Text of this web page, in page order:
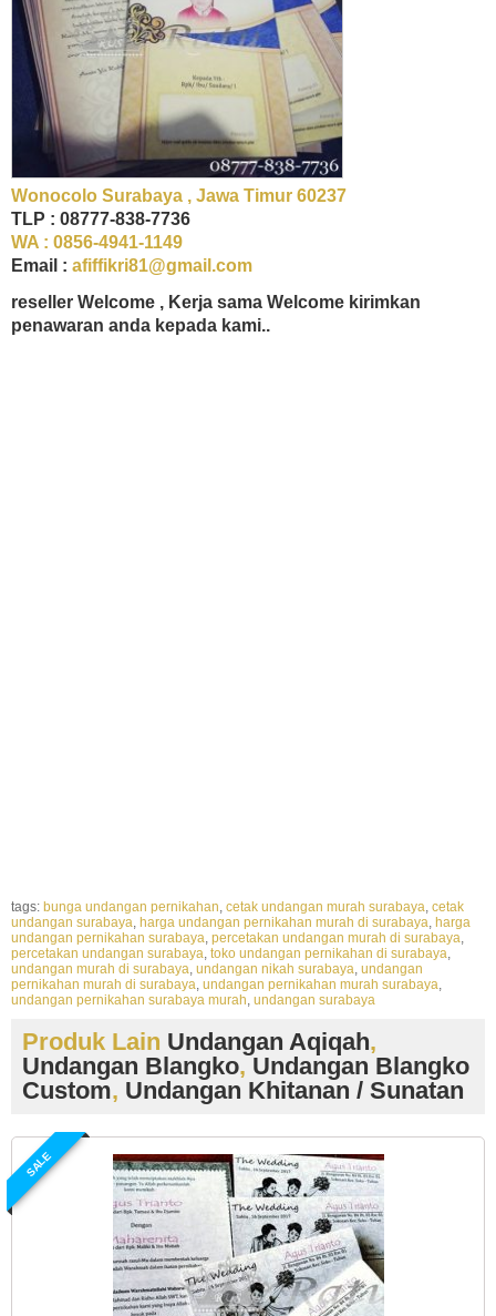
Wonocolo Surabaya , Jawa Timur 60237
TLP : 08777-838-7736
WA : 0856-4941-1149
Email : afiffikri81@gmail.com
reseller Welcome , Kerja sama Welcome kirimkan
penawaran anda kepada kami..
tags: bunga undangan pernikahan, cetak undangan murah surabaya, cetak
undangan surabaya, harga undangan pernikahan murah di surabaya, harga
undangan pernikahan surabaya, percetakan undangan murah di surabaya,
percetakan undangan surabaya, toko undangan pernikahan di surabaya,
undangan murah di surabaya, undangan nikah surabaya, undangan
pernikahan murah di surabaya, undangan pernikahan murah surabaya,
undangan pernikahan surabaya murah, undangan surabaya
Produk Lain Undangan Aqiqah,
Undangan Blangko, Undangan Blangko
Custom, Undangan Khitanan / Sunatan
SALE